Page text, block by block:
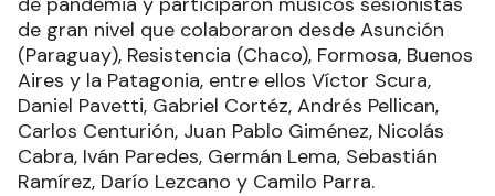
de gran nivel que colaboraron desde Asunción
(Paraguay), Resistencia (Chaco), Formosa, Buenos
Aires y la Patagonia, entre ellos Víctor Scura,
Daniel Pavetti, Gabriel Cortéz, Andrés Pellican,
Carlos Centurión, Juan Pablo Giménez, Nicolás
Cabra, Iván Paredes, Germán Lema, Sebastián
Ramírez, Darío Lezcano y Camilo Parra.